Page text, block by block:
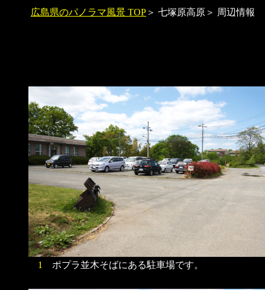
広島県のパノラマ風景 TOP ＞ 七塚原高原＞ 周辺情報
1 ポプラ並木そばにある駐車場です。